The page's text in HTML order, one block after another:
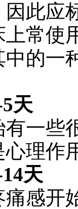
此应
上常使
中的一
天
一些
理作
天
感开